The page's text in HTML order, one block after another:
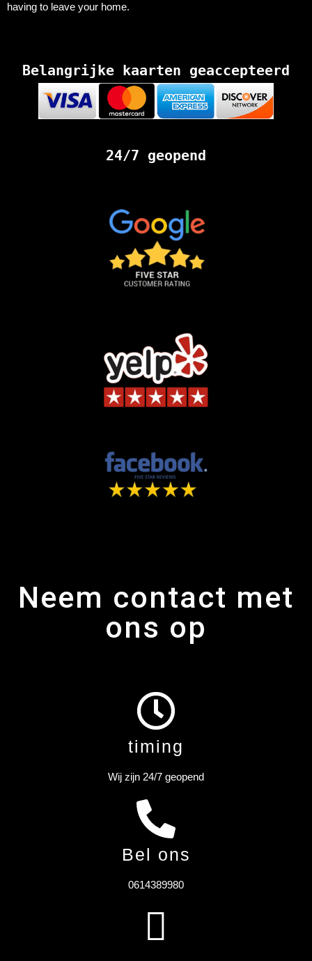
having to leave your home.
Belangrijke kaarten geaccepteerd
24/7 geopend
Neem contact met
ons op
timing
Wij zijn 24/7 geopend
Bel ons
0614389980